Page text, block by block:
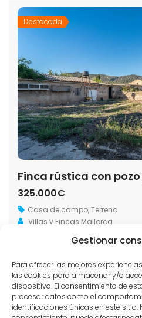
Gestionar
Para ofrecer las mejores
las cookies para almacenar y/o
dispositivo. El consentimiento de
procesar datos como el
identificaciones únicas en este sitio.
Destacada
325.000€
Casa de campo,Terreno
Villas y Fincas Mallorca
1 2 … 7